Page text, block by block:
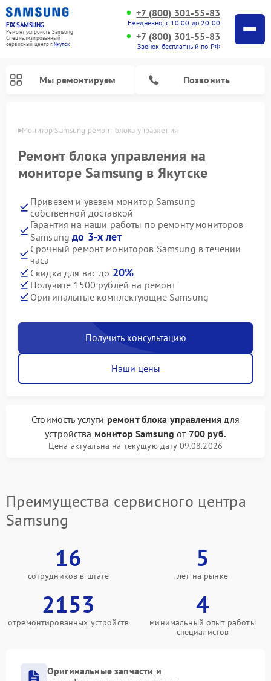
FIX-SAMSUNG
Ремонт устройств Samsung
Специализированный
cервисный центр г.Якутск
+7 (800) 301-55-83
Ежедневно, с 10:00 до 20:00
+7 (800) 301-55-83
Звонок бесплатный по РФ
Мы ремонтируем Позвонить
Монитор Samsung ремонт блока управления
Ремонт блока управления на
мониторе Samsung в Якутске
Привезем и увезем монитор Samsung
собственной доставкой
Гарантия на наши работы по ремонту мониторов
Samsungдо 3-х лет
Срочный ремонт мониторов Samsung в течении
часа
Скидка для вас до 20%
Получите 1500 рублей на ремонт
Оригинальные комплектующие Samsung
Получить консультацию
Наши цены
Стоимость услуги ремонт блока управления для
устройства монитор Samsung от 700 руб.
Цена актуальна на текущую дату 09.08.2026
Преимущества сервисного центра
Samsung
16
сотрудников в штате
5
лет на рынке
2153
отремонтированных устройств
4
минимальный опыт работы
специалистов
Оригинальные запчасти и